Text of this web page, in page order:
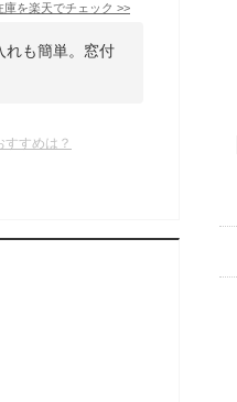
庫を楽天でチェック >>
れも簡単。窓付
すめは？